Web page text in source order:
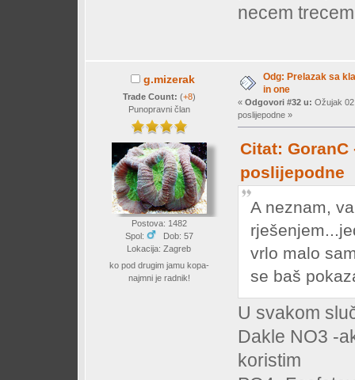
necem
g.mizerak
Trade Count: (+8)
Punopravni član
Postova: 1482
Spol:
Dob: 57
Lokacija: Zagreb
ko pod drugim jamu kopa-
najmni je radnik!
Odg: Prelazak sa
in one
« Odgovori #32 u: Ožujak
poslijepodne »
Citat: GoranC
poslijepodne
A neznam,
vrlo malo
se baš
U svakom
Dakle NO3 -
koristim